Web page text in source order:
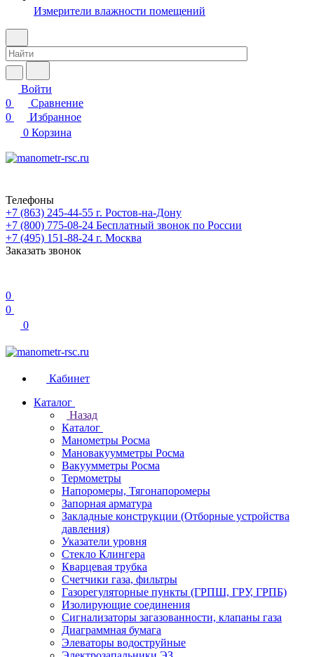
Измерители влажности помещений
Войти
0
Сравнение
0
Избранное
0 Корзина
Телефоны
+7 (863) 245-44-55 г. Ростов-на-Дону
+7 (800) 775-08-24 Бесплатный звонок по России
+7 (495) 151-88-24 г. Москва
Заказать звонок
0
0
0
Кабинет
Каталог
Назад
Каталог
Манометры Росма
Мановакуумметры Росма
Вакуумметры Росма
Термометры
Напоромеры, Тягонапоромеры
Запорная арматура
Закладные конструкции (Отборные устройства
давления)
Указатели уровня
Стекло Клингера
Кварцевая трубка
Счетчики газа, фильтры
Газорегуляторные пункты (ГРПШ, ГРУ, ГРПБ)
Изолирующие соединения
Сигнализаторы загазованности, клапаны газа
Диаграммная бумага
Элеваторы водоструйные